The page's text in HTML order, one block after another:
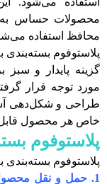
محصولات حساس به
محافظ استفاده
پلاستوفوم بسته‌بندی
گزینه پایدار و
مورد توجه قرار
طراحی و شکل‌دهی
خاص هر محصول
پلاستوفوم
پلاستوفوم بسته‌بندی
1. حمل و نقل محصولات حساس: